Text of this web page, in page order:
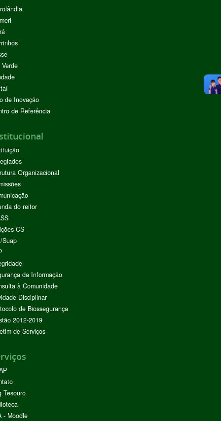
de Inovação
de Referência
Organizacional
do reitor
CS
Suap
da Informação
à Comunidade
Disciplinar
de Biossegurança
2012-2019
de Serviços
Tesouro
- Moodle